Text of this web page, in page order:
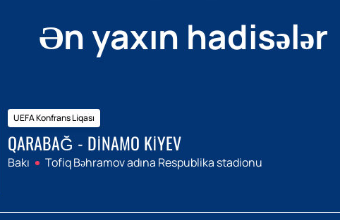
Ən yaxın hadisələr
UEFA Konfrans Liqası
QARABAĞ - DINAMO KIYEV
Bakı Tofiq Bəhramov adına Respublika stadionu